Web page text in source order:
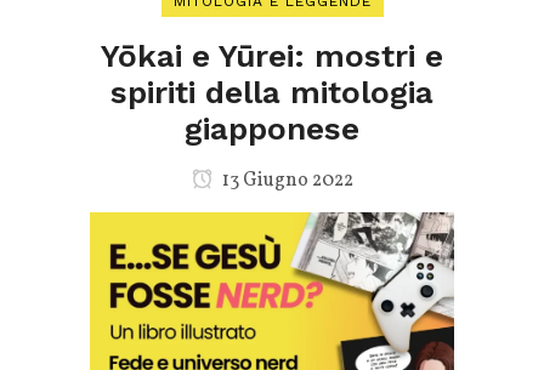
Yōkai e Yūrei: mostri e
spiriti della mitologia
giapponese
13 Giugno 2022